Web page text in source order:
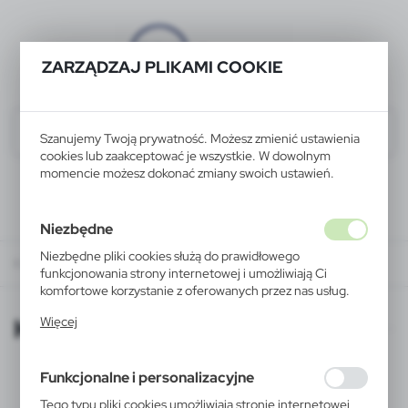
ZARZĄDZAJ PLIKAMI COOKIE
Szanujemy Twoją prywatność. Możesz zmienić ustawienia
cookies lub zaakceptować je wszystkie. W dowolnym
momencie możesz dokonać zmiany swoich ustawień.
Niezbędne
Niezbędne pliki cookies służą do prawidłowego
funkcjonowania strony internetowej i umożliwiają Ci
komfortowe korzystanie z oferowanych przez nas usług.
działania w celu m.in. dostosowania Twoich ustawień
korzystasz, może działać bez zakłóceń.
Więcej
Funkcjonalne i personalizacyjne
Tego typu pliki cookies umożliwiają stronie internetowej
KATALOGI ONLINE
KATALOGI ONLINE